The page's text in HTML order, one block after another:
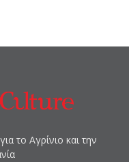
το Αγρίνιο και την